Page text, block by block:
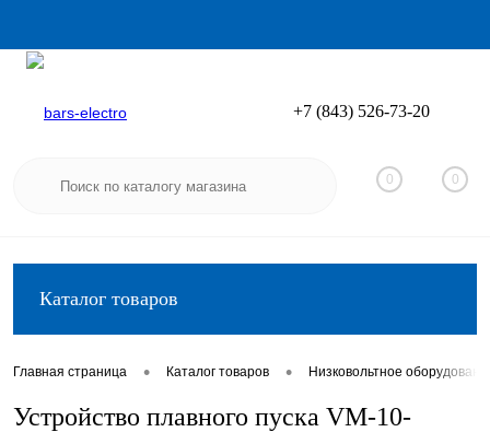
Вход
+7 (843) 526-73-20
0 0
Каталог товаров
Главная страница • Каталог товаров • Низковольтное
Устройство плавного пуска VM-10-